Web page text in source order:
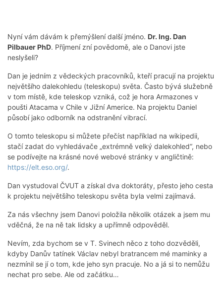
Nyní vám dávám k přemýšlení další jméno. Dr. Ing. Dan
Pilbauer PhD. Příjmení zní povědomě, ale o Danovi jste
neslyšeli?
Dan je jedním z vědeckých pracovníků, kteří pracují na projektu
největšího dalekohledu (teleskopu) světa. Často bývá služebně
v tom místě, kde teleskop vzniká, což je hora Armazones v
poušti Atacama v Chile v Jižní Americe. Na projektu Daniel
působí jako odborník na odstranění vibrací.
O tomto teleskopu si můžete přečíst například na wikipedii,
stačí zadat do vyhledávače „extrémně velký dalekohled“, nebo
se podívejte na krásné nové webové stránky v angličtině:
https://elt.eso.org/.
Dan vystudoval ČVUT a získal dva doktoráty, přesto jeho cesta
k projektu největšího teleskopu světa byla velmi zajímavá.
Za nás všechny jsem Danovi položila několik otázek a jsem mu
vděčná, že na ně tak lidsky a upřímně odpověděl.
Nevím, zda bychom se v T. Svinech něco z toho dozvěděli,
kdyby Danův tatínek Václav nebyl bratrancem mé maminky a
nezmínil se jí o tom, kde jeho syn pracuje. No a já si to nemůžu
nechat pro sebe. Ale od začátku…